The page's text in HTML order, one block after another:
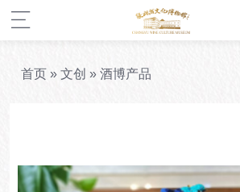
首页 » 文创 » 酒博产品